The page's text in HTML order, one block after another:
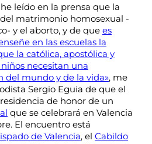
leído en la prensa que la
matrimonio homosexual -
y el aborto, y de que es
en las escuelas la
la católica, apostólica y
necesitan una
del mundo y de la vida», me
Sergio Eguia de que el
de honor de un
que se celebrará en Valencia
El encuentro está
de Valencia, el Cabildo